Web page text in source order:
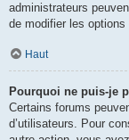
administrateurs
de modifier les options
Haut
Pourquoi ne puis-je
Certains forums
d’utilisateurs. Pour